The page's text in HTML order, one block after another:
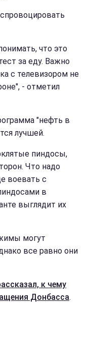
что это
за еду. Важно
с телевизором не
- отметил
"нефть в
лучшей.
пиндосы,
Что надо
воевать с
в
выглядит их
могут
все равно они
к чему
Донбасса.